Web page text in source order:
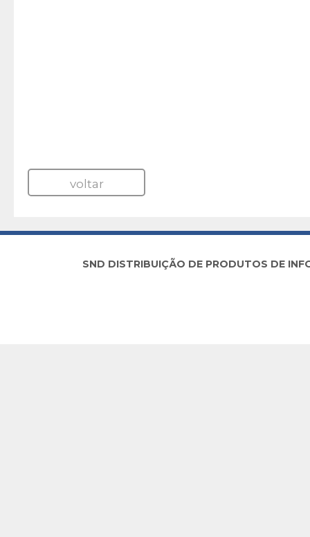
voltar
SND DISTRIBUIÇÃO DE PRODUTOS DE